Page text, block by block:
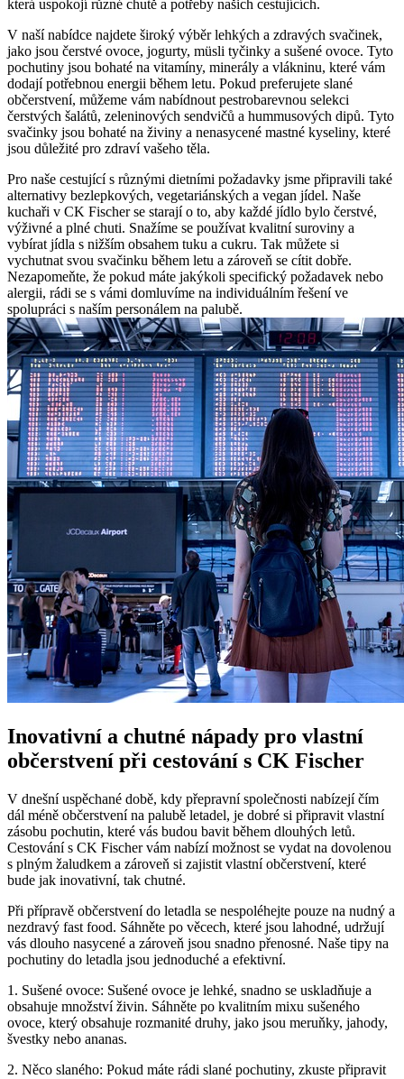
která uspokojí různé chutě a potřeby našich cestujících.
V naší nabídce najdete široký výběr lehkých a zdravých svačinek,
jako jsou čerstvé ovoce, jogurty, müsli tyčinky a sušené ovoce. Tyto
pochutiny jsou bohaté na vitamíny, minerály a vlákninu, které vám
dodají potřebnou energii během letu. Pokud preferujete slané
občerstvení, můžeme vám nabídnout pestrobarevnou selekci
čerstvých šalátů, zeleninových sendvičů a hummusových dipů. Tyto
svačinky jsou bohaté na živiny a nenasycené mastné kyseliny, které
jsou důležité pro zdraví vašeho těla.
Pro naše cestující s různými dietními požadavky jsme připravili také
alternativy bezlepkových, vegetariánských a vegan jídel. Naše
kuchaři v CK Fischer se starají o to, aby každé jídlo bylo čerstvé,
výživné a plné chuti. Snažíme se používat kvalitní suroviny a
vybírat jídla s nižším obsahem tuku a cukru. Tak můžete si
vychutnat svou svačinku během letu a zároveň se cítit dobře.
Nezapomeňte, že pokud máte jakýkoli specifický požadavek nebo
alergii, rádi se s vámi domluvíme na individuálním řešení ve
spolupráci s naším personálem na palubě.
Inovativní a chutné nápady pro vlastní
občerstvení při cestování s CK Fischer
V dnešní uspěchané době, kdy přepravní společnosti nabízejí čím
dál méně občerstvení na palubě letadel, je dobré si připravit vlastní
zásobu pochutin, které vás budou bavit během dlouhých letů.
Cestování s CK Fischer vám nabízí možnost se vydat na dovolenou
s plným žaludkem a zároveň si zajistit vlastní občerstvení, které
bude jak inovativní, tak chutné.
Při přípravě občerstvení do letadla se nespoléhejte pouze na nudný a
nezdravý fast food. Sáhněte po věcech, které jsou lahodné, udržují
vás dlouho nasycené a zároveň jsou snadno přenosné. Naše tipy na
pochutiny do letadla jsou jednoduché a efektivní.
1. Sušené ovoce: Sušené ovoce je lehké, snadno se uskladňuje a
obsahuje množství živin. Sáhněte po kvalitním mixu sušeného
ovoce, který obsahuje rozmanité druhy, jako jsou meruňky, jahody,
švestky nebo ananas.
2. Něco slaného: Pokud máte rádi slané pochutiny, zkuste připravit